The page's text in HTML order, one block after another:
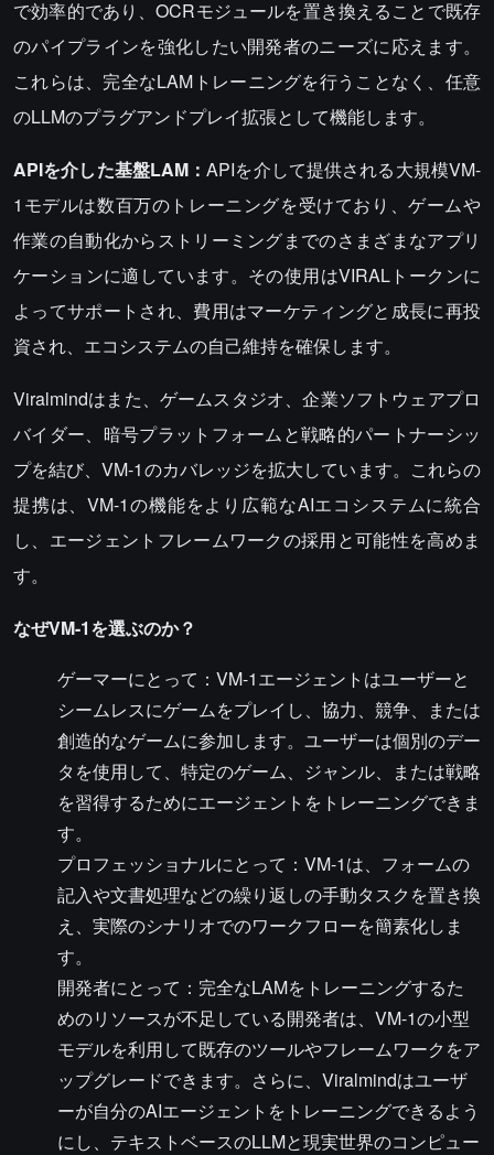
で効率的であり、OCRモジュールを置き換えることで既存
のパイプラインを強化したい開発者のニーズに応えます。
これらは、完全なLAMトレーニングを行うことなく、任意
のLLMのプラグアンドプレイ拡張として機能します。
APIを介した基盤LAM：APIを介して提供される大規模VM-
1モデルは数百万のトレーニングを受けており、ゲームや
作業の自動化からストリーミングまでのさまざまなアプリ
ケーションに適しています。その使用はVIRALトークンに
よってサポートされ、費用はマーケティングと成長に再投
資され、エコシステムの自己維持を確保します。
Viralmindはまた、ゲームスタジオ、企業ソフトウェアプロ
バイダー、暗号プラットフォームと戦略的パートナーシッ
プを結び、VM-1のカバレッジを拡大しています。これらの
提携は、VM-1の機能をより広範なAIエコシステムに統合
し、エージェントフレームワークの採用と可能性を高めま
す。
なぜVM-1を選ぶのか？
ゲーマーにとって：VM-1エージェントはユーザーと
シームレスにゲームをプレイし、協力、競争、または
創造的なゲームに参加します。ユーザーは個別のデー
タを使用して、特定のゲーム、ジャンル、または戦略
を習得するためにエージェントをトレーニングできま
す。
プロフェッショナルにとって：VM-1は、フォームの
記入や文書処理などの繰り返しの手動タスクを置き換
え、実際のシナリオでのワークフローを簡素化しま
す。
開発者にとって：完全なLAMをトレーニングするた
めのリソースが不足している開発者は、VM-1の小型
モデルを利用して既存のツールやフレームワークをア
ップグレードできます。さらに、Viralmindはユーザ
ーが自分のAIエージェントをトレーニングできるよう
にし、テキストベースのLLMと現実世界のコンピュー